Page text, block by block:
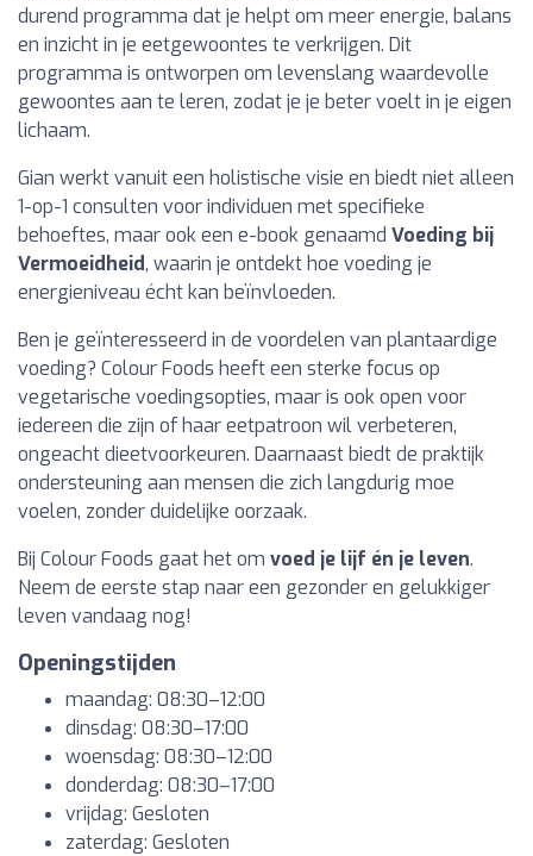
durend programma dat je helpt om meer energie, balans
en inzicht in je eetgewoontes te verkrijgen. Dit
programma is ontworpen om levenslang waardevolle
gewoontes aan te leren, zodat je je beter voelt in je eigen
lichaam.
Gian werkt vanuit een holistische visie en biedt niet alleen
1-op-1 consulten voor individuen met specifieke
behoeftes, maar ook een e-book genaamd Voeding bij
Vermoeidheid, waarin je ontdekt hoe voeding je
energieniveau écht kan beïnvloeden.
Ben je geïnteresseerd in de voordelen van plantaardige
voeding? Colour Foods heeft een sterke focus op
vegetarische voedingsopties, maar is ook open voor
iedereen die zijn of haar eetpatroon wil verbeteren,
ongeacht dieetvoorkeuren. Daarnaast biedt de praktijk
ondersteuning aan mensen die zich langdurig moe
voelen, zonder duidelijke oorzaak.
Bij Colour Foods gaat het om voed je lijf én je leven.
Neem de eerste stap naar een gezonder en gelukkiger
leven vandaag nog!
Openingstijden
maandag: 08:30–12:00
dinsdag: 08:30–17:00
woensdag: 08:30–12:00
donderdag: 08:30–17:00
vrijdag: Gesloten
zaterdag: Gesloten